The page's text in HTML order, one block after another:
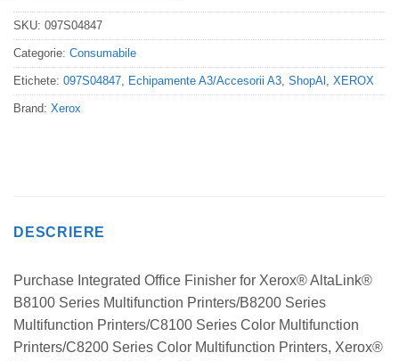
SKU: 097S04847
Categorie: Consumabile
Etichete: 097S04847, Echipamente A3/Accesorii A3, ShopAl , XEROX
Brand: Xerox
DESCRIERE
Purchase Integrated Office Finisher for Xerox® AltaLink®
B8100 Series Multifunction Printers​/​B8200 Series
Multifunction Printers​/​C8100 Series Color Multifunction
Printers​/​C8200 Series Color Multifunction Printers, Xerox®